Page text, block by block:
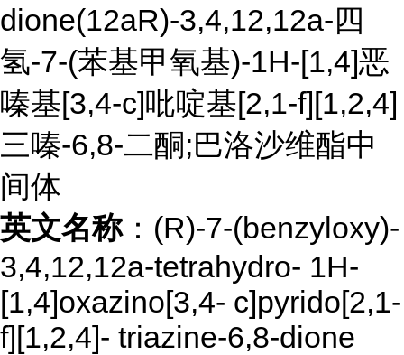
dione(12aR)-3,4,12,12a-四
氢-7-(苯基甲氧基)-1H-[1,4]恶
嗪基[3,4-c]吡啶基[2,1-f][1,2,4]
三嗪-6,8-二酮;巴洛沙维酯中
间体
英文名称：(R)-7-(benzyloxy)-
3,4,12,12a-tetrahydro- 1H-
[1,4]oxazino[3,4- c]pyrido[2,1-
f][1,2,4]- triazine-6,8-dione